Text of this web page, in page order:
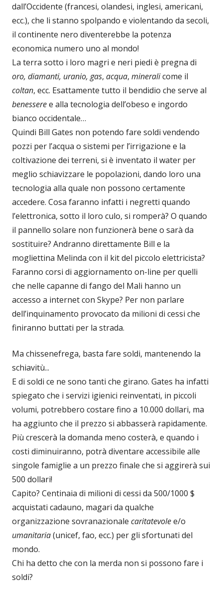
dall’Occidente (francesi, olandesi, inglesi, americani,
ecc.), che li stanno spolpando e violentando da secoli,
il continente nero diventerebbe la potenza
economica numero uno al mondo!
La terra sotto i loro magri e neri piedi è pregna di
oro, diamanti, uranio, gas, acqua, mineralicome il
coltan, ecc. Esattamente tutto il bendidio che serve al
benesseree alla tecnologia dell’obeso e ingordo
bianco occidentale…
Quindi Bill Gates non potendo fare soldi vendendo
pozzi per l’acqua o sistemi per l’irrigazione e la
coltivazione dei terreni, si è inventato il water per
meglio schiavizzare le popolazioni, dando loro una
tecnologia alla quale non possono certamente
accedere. Cosa faranno infatti i negretti quando
l’elettronica, sotto il loro culo, si romperà? O quando
il pannello solare non funzionerà bene o sarà da
sostituire? Andranno direttamente Bill e la
mogliettina Melinda con il kit del piccolo elettricista?
Faranno corsi di aggiornamento on-line per quelli
che nelle capanne di fango del Mali hanno un
accesso a internet con Skype? Per non parlare
dell’inquinamento provocato da milioni di cessi che
finiranno buttati per la strada.
Ma chissenefrega, basta fare soldi, mantenendo la
schiavitù...
E di soldi ce ne sono tanti che girano. Gates ha infatti
spiegato che i servizi igienici reinventati, in piccoli
volumi, potrebbero costare fino a 10.000 dollari, ma
ha aggiunto che il prezzo si abbasserà rapidamente.
Più crescerà la domanda meno costerà, e quando i
costi diminuiranno, potrà diventare accessibile alle
singole famiglie a un prezzo finale che si aggirerà sui
500 dollari!
Capito? Centinaia di milioni di cessi da 500/1000 $
acquistati cadauno, magari da qualche
organizzazione sovranazionale caritatevolee/o
umanitaria(unicef, fao, ecc.) per gli sfortunati del
mondo.
Chi ha detto che con la merda non si possono fare i
soldi?